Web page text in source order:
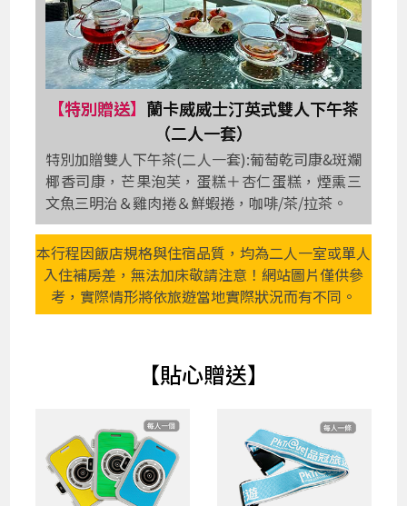
【特別贈送】 蘭卡威威士汀英式雙人下午茶
（二人一套）
特別加贈雙人下午茶(二人一套):葡萄乾司康&斑斕
椰香司康，芒果泡芙，蛋糕＋杏仁蛋糕，煙熏三
文魚三明治＆雞肉捲＆鮮蝦捲，咖啡/茶/拉茶。
本行程因飯店規格與住宿品質，均為二人一室或單人
入住補房差，無法加床敬請注意！網站圖片僅供參
考，實際情形將依旅遊當地實際狀況而有不同。
【貼心贈送】